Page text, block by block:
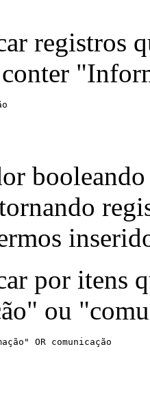
registros
por itens
ou
OR comunicação